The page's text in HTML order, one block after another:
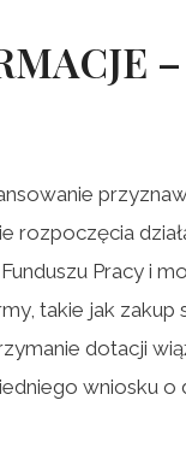
rozpoczęcia
Pracy i
takie jak zakup
dotacji
wniosku o